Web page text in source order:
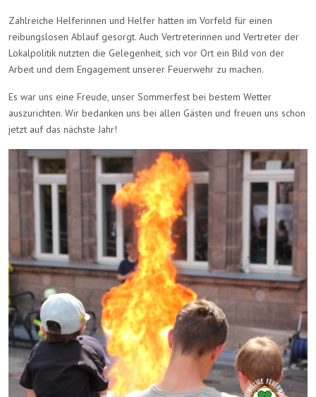
Zahlreiche Helferinnen und Helfer hatten im Vorfeld für einen
reibungslosen Ablauf gesorgt. Auch Vertreterinnen und Vertreter der
Lokalpolitik nutzten die Gelegenheit, sich vor Ort ein Bild von der
Arbeit und dem Engagement unserer Feuerwehr zu machen.
Es war uns eine Freude, unser Sommerfest bei bestem Wetter
auszurichten. Wir bedanken uns bei allen Gästen und freuen uns schon
jetzt auf das nächste Jahr!